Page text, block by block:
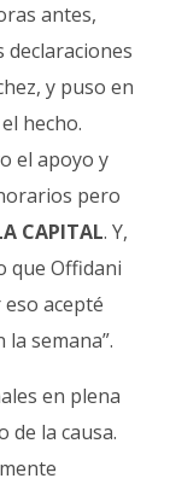
antes,
declaraciones
y puso en
hecho.
el apoyo y
pero
CAPITAL. Y,
que Offidani
acepté
semana”.
en plena
de la causa.